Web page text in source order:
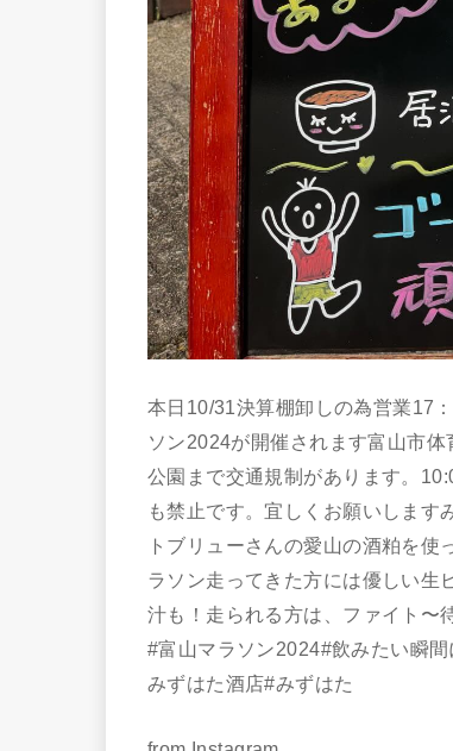
本日10/31決算棚卸しの為営業17
ソン2024が開催されます富山市
公園まで交通規制があります。
も禁止です。宜しくお願いします
トブリューさんの愛山の酒粕を
ラソン走ってきた方には優しい生
汁も！走られる方は、ファイト〜
#富山マラソン2024#飲みたい瞬
みずはた酒店#みずはた